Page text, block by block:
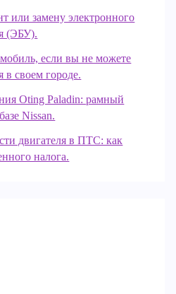
или замену электронного
(ЭБУ).
если вы не можете
в своем городе.
Oting Paladin: рамный
Nissan.
двигателя в ПТС: как
налога.